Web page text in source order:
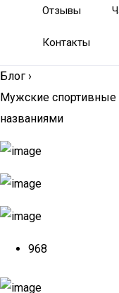
Отзывы
Контакты
Блог ›
Мужские
названиями
968